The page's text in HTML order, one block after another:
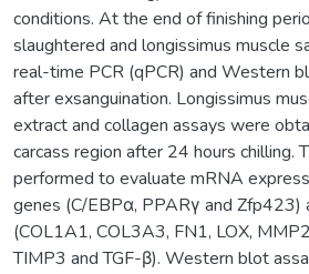
conditions. At the end of finishing
slaughtered and longissimus muscle
real-time PCR (qPCR) and Western
after exsanguination. Longissimus
extract and collagen assays were
carcass region after 24 hours chilling.
performed to evaluate mRNA
genes (C/EBPα, PPARγ and Zfp423)
(COL1A1, COL3A3, FN1, LOX,
TIMP3 and TGF-β). Western blot